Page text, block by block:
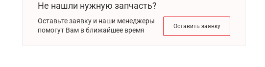
Не нашли нужную запчасть?
Оставьте заявку и наши менеджеры
помогут Вам в ближайшее время
Оставить заявку